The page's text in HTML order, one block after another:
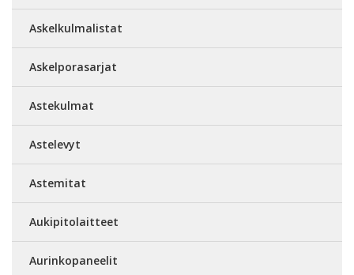
Askelkulmalistat
Askelporasarjat
Astekulmat
Astelevyt
Astemitat
Aukipitolaitteet
Aurinkopaneelit